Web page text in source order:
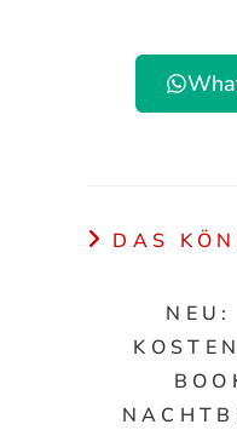
DAS
NEU: